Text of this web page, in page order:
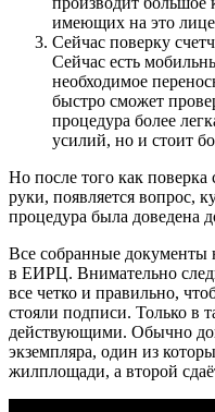
имеющих на это
Сейчас поверку
Сейчас есть
необходимое
быстро сможет
процедура более
усилий, но и стоит
Но после того как
руки, появляется вопрос,
процедура была доведена
Все собранные документы
в ЕИРЦ. Внимательно
все четко и правильно,
стояли подписи. Только в
действующими. Обычно
экземпляра, один из
жилплощади, а второй